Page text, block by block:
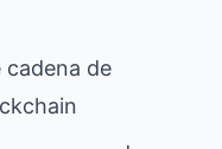
cadena de